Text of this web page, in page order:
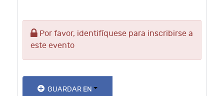
Por favor, identifíquese para inscribirse a
este evento
GUARDAR EN